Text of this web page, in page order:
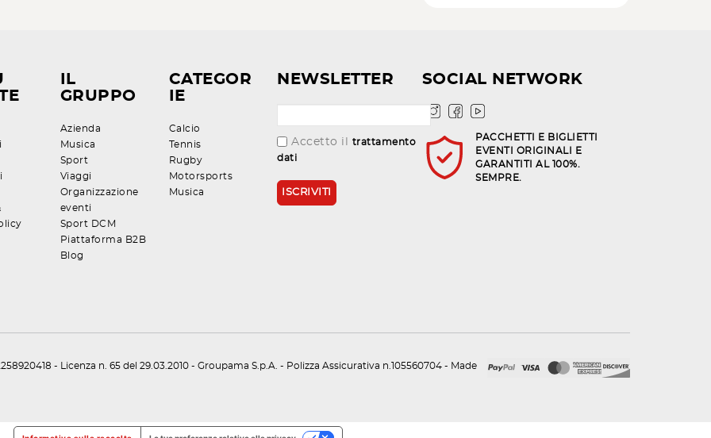
IL
GRUPPO
Azienda
Musica
Sport
Viaggi
Organizzazione
eventi
Sport DCM
Piattaforma B2B
Blog
CATEGOR
IE
Calcio
Tennis
Rugby
Motorsports
Musica
NEWSLETTER
Accetto il trattamento
dati
SOCIAL NETWORK
PACCHETTI E BIGLIETTI
EVENTI ORIGINALI E
GARANTITI AL 100%.
SEMPRE.
- Licenza n. 65 del 29.03.2010 - Groupama S.p.A. - Polizza Assicurativa n.105560704 - Made